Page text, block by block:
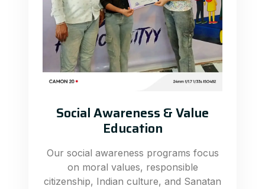
Social Awareness & Value
Education
Our social awareness programs focus
on moral values, responsible
citizenship, Indian culture, and Sanatan